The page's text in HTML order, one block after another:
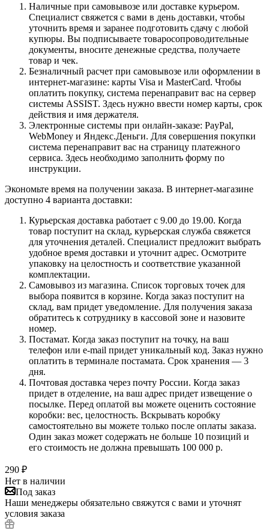
Наличные при самовывозе или доставке курьером.
Специалист свяжется с вами в день доставки, чтобы
уточнить время и заранее подготовить сдачу с любой
купюры. Вы подписываете товаросопроводительные
документы, вносите денежные средства, получаете
товар и чек.
Безналичный расчет при самовывозе или оформлении в
интернет-магазине: карты Visa и MasterCard. Чтобы
оплатить покупку, система перенаправит вас на сервер
системы ASSIST. Здесь нужно ввести номер карты, срок
действия и имя держателя.
Электронные системы при онлайн-заказе: PayPal,
WebMoney и Яндекс.Деньги. Для совершения покупки
система перенаправит вас на страницу платежного
сервиса. Здесь необходимо заполнить форму по
инструкции.
Экономьте время на получении заказа. В интернет-магазине
доступно 4 варианта доставки:
Курьерская доставка работает с 9.00 до 19.00. Когда
товар поступит на склад, курьерская служба свяжется
для уточнения деталей. Специалист предложит выбрать
удобное время доставки и уточнит адрес. Осмотрите
упаковку на целостность и соответствие указанной
комплектации.
Самовывоз из магазина. Список торговых точек для
выбора появится в корзине. Когда заказ поступит на
склад, вам придет уведомление. Для получения заказа
обратитесь к сотруднику в кассовой зоне и назовите
номер.
Постамат. Когда заказ поступит на точку, на ваш
телефон или e-mail придет уникальный код. Заказ нужно
оплатить в терминале постамата. Срок хранения — 3
дня.
Почтовая доставка через почту России. Когда заказ
придет в отделение, на ваш адрес придет извещение о
посылке. Перед оплатой вы можете оценить состояние
коробки: вес, целостность. Вскрывать коробку
самостоятельно вы можете только после оплаты заказа.
Один заказ может содержать не больше 10 позиций и
его стоимость не должна превышать 100 000 р.
290 ₽
Нет в наличии
Под заказ
Наши менеджеры обязательно свяжутся с вами и уточнят
условия заказа